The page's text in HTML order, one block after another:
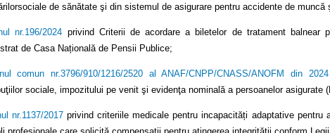
de sănătate şi din sistemul de asigurare pentru accidente de muncă
nr.196/2024 privind Criterii de acordare a biletelor de tratament balnear
de Casa Națională de Pensii Publice;
comun nr.3796/910/1216/2520 al ANAF/CNPP/CNASS/ANOFM din 2024
sociale, impozitului pe venit şi evidenţa nominală a persoanelor asigurate
nr.1137/2017 privind criteriile medicale pentru incapacități adaptative